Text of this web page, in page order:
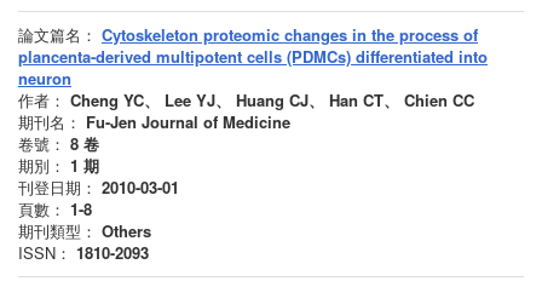
論文篇名： Cytoskeleton proteomic changes in the process of
plancenta-derived multipotent cells (PDMCs) differentiated into
neuron
作者： Cheng YC、 Lee YJ、 Huang CJ、 Han CT、 Chien CC
期刊名： Fu-Jen Journal of Medicine
卷號： 8 卷
期別： 1 期
刊登日期： 2010-03-01
頁數： 1-8
期刊類型： Others
ISSN： 1810-2093